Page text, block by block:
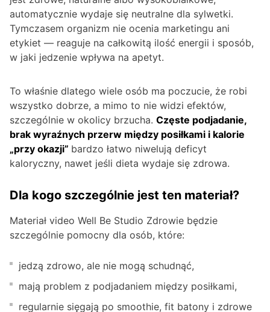
automatycznie wydaje się neutralne dla sylwetki.
Tymczasem organizm nie ocenia marketingu ani
etykiet — reaguje na całkowitą ilość energii i sposób,
w jaki jedzenie wpływa na apetyt.
To właśnie dlatego wiele osób ma poczucie, że robi
wszystko dobrze, a mimo to nie widzi efektów,
szczególnie w okolicy brzucha. Częste podjadanie,
brak wyraźnych przerw między posiłkami i kalorie
„przy okazji” bardzo łatwo niwelują deficyt
kaloryczny, nawet jeśli dieta wydaje się zdrowa.
Dla kogo szczególnie jest ten materiał?
Materiał video Well Be Studio Zdrowie będzie
szczególnie pomocny dla osób, które:
jedzą zdrowo, ale nie mogą schudnąć,
mają problem z podjadaniem między posiłkami,
regularnie sięgają po smoothie, fit batony i zdrowe